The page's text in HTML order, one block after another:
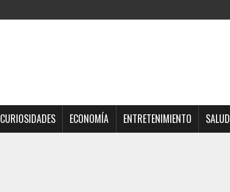
CURIOSIDADES ECONOMÍA ENTRETENIMIENTO SALUD